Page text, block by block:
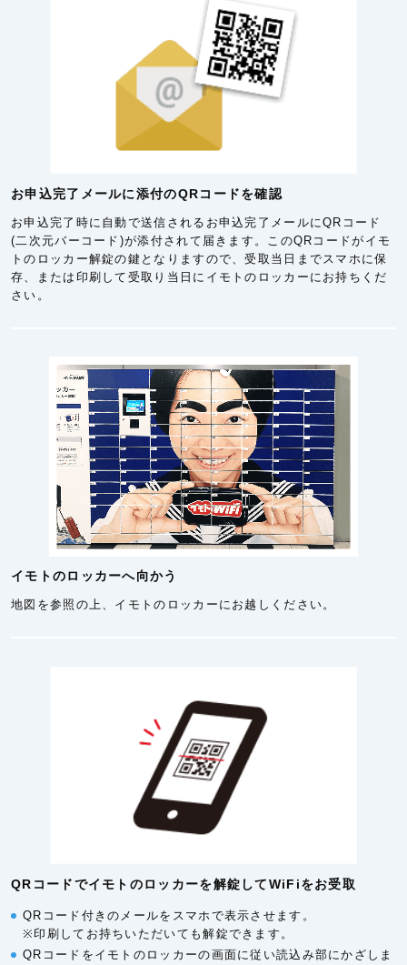
お申込完了メールに添付のQRコードを確認
お申込完了時に自動で送信されるお申込完了メールにQRコード
(二次元バーコード)が添付されて届きます。このQRコードがイモ
トのロッカー解錠の鍵となりますので、受取当日までスマホに保
存、または印刷して受取り当日にイモトのロッカーにお持ちくだ
さい。
イモトのロッカーへ向かう
地図を参照の上、イモトのロッカーにお越しください。
QRコードでイモトのロッカーを解錠してWiFiをお受取
QRコード付きのメールをスマホで表示させます。
※印刷してお持ちいただいても解錠できます。
QRコードをイモトのロッカーの画面に従い読込み部にかざしま